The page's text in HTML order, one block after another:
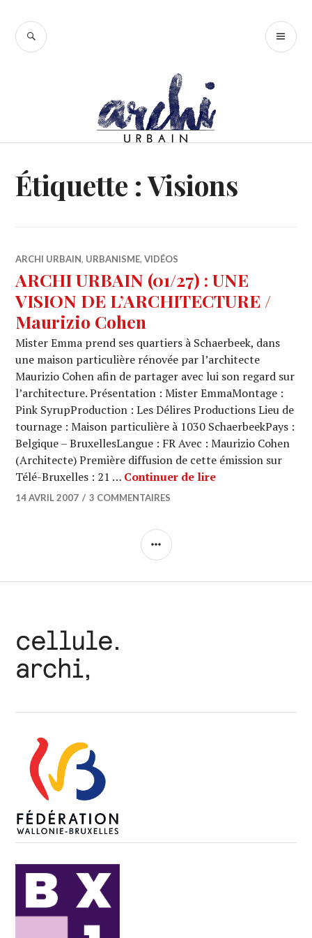
contenu
RECHERCHE
Étiquette :Visions
ARCHI URBAIN, URBANISME,VIDÉOS
ARCHI URBAIN (01/27) : UNE
VISION DE L’ARCHITECTURE /
Maurizio Cohen
Mister Emma prend ses quartiers à Schaerbeek, dans
une maison particulière rénovée par l’architecte
Maurizio Cohen afin de partager avec lui son regard sur
l’architecture. Présentation : Mister EmmaMontage :
Pink SyrupProduction : Les Délires Productions Lieu de
tournage : Maison particulière à 1030 SchaerbeekPays :
Belgique – BruxellesLangue : FR Avec : Maurizio Cohen
(Architecte) Première diffusion de cette émission sur
Télé-Bruxelles : 21 … Continuer de lireARCHI URBAIN
14 AVRIL 2007 3 COMMENTAIRES
COLONNE